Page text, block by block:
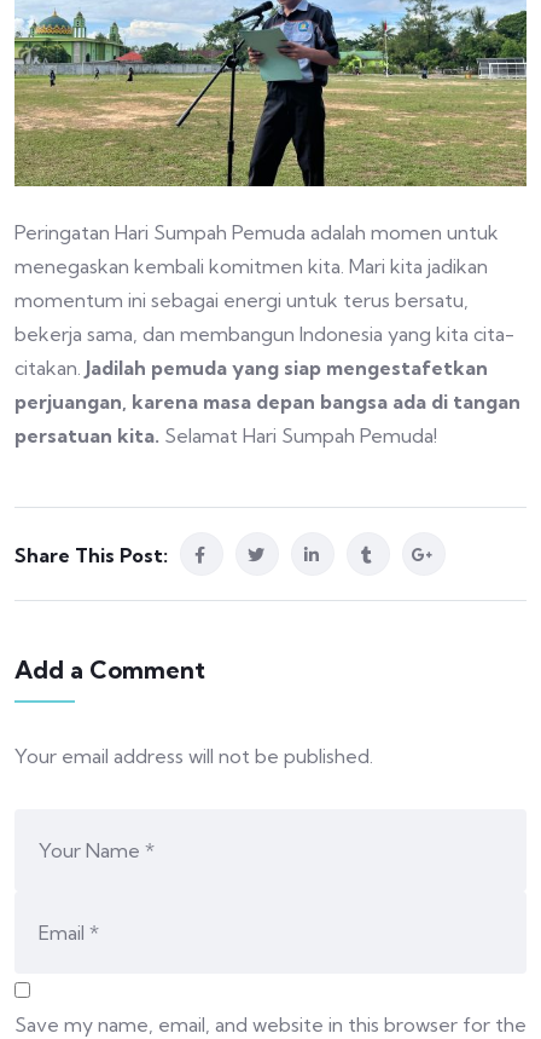
Peringatan Hari Sumpah Pemuda adalah momen untuk
menegaskan kembali komitmen kita. Mari kita jadikan
momentum ini sebagai energi untuk terus bersatu,
bekerja sama, dan membangun Indonesia yang kita cita-
citakan. Jadilah pemuda yang siap mengestafetkan
perjuangan, karena masa depan bangsa ada di tangan
persatuan kita. Selamat Hari Sumpah Pemuda!
Share This Post:
Add a Comment
Your email address will not be published.
Save my name, email, and website in this browser for the